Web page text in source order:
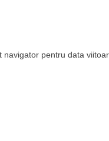
pentru data